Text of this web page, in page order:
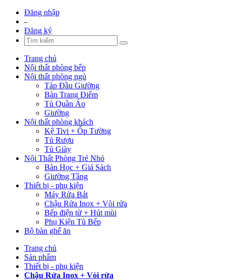
Đăng nhập
-
Đăng ký
Trang chủ
Nội thất phòng bếp
Nội thất phòng ngủ
Táp Đầu Giường
Bàn Trang Điểm
Tủ Quần Áo
Giường
Nội thất phòng khách
Kệ Tivi + Ốp Tường
Tủ Rượu
Tủ Giày
Nội Thất Phòng Trẻ Nhỏ
Bàn Học + Giá Sách
Giường Tầng
Thiết bị - phụ kiện
Máy Rửa Bát
Chậu Rửa Inox + Vòi rửa
Bếp điện từ + Hút mùi
Phụ Kiện Tủ Bếp
Bộ bàn ghế ăn
Trang chủ
Sản phẩm
Thiết bị - phụ kiện
Chậu Rửa Inox + Vòi rửa